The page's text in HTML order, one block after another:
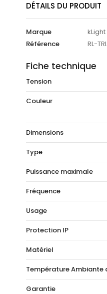
DÉTAILS DU PRODUIT
Marque
kLight
Référence
RL-
Fiche technique
Tension
Couleur
Dimensions
Type
Puissance maximale
Fréquence
Usage
Protection IP
Matériel
Température Ambiante
Garantie